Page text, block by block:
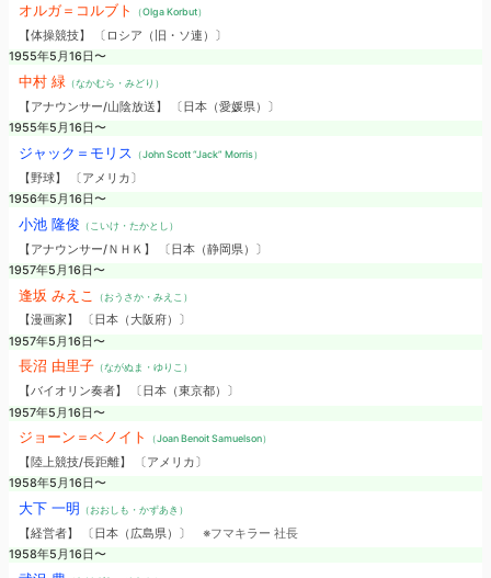
オルガ＝コルブト （Olga Korbut）
【体操競技】 〔ロシア（旧・ソ連）〕
1955年5月16日〜
中村 緑 （なかむら・みどり）
【アナウンサー/山陰放送】 〔日本（愛媛県）〕
1955年5月16日〜
ジャック＝モリス （John Scott “Jack” Morris）
【野球】 〔アメリカ〕
1956年5月16日〜
小池 隆俊 （こいけ・たかとし）
【アナウンサー/ＮＨＫ】 〔日本（静岡県）〕
1957年5月16日〜
逢坂 みえこ （おうさか・みえこ）
【漫画家】 〔日本（大阪府）〕
1957年5月16日〜
長沼 由里子（ながぬま・ゆりこ）
【バイオリン奏者】 〔日本（東京都）〕
1957年5月16日〜
ジョーン＝ベノイト （Joan Benoit Samuelson）
【陸上競技/長距離】 〔アメリカ〕
1958年5月16日〜
大下 一明 （おおしも・かずあき）
【経営者】 〔日本（広島県）〕 ※フマキラー 社長
1958年5月16日〜